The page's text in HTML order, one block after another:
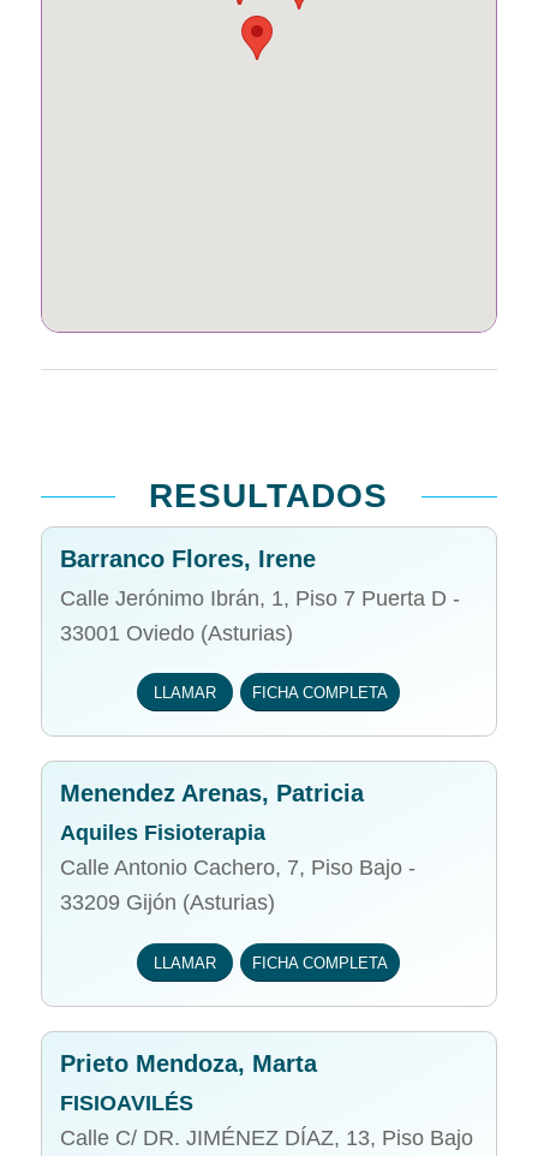
RESULTADOS
Barranco Flores, Irene
Calle Jerónimo Ibrán, 1, Piso 7 Puerta D -
33001 Oviedo (Asturias)
LLAMAR FICHA COMPLETA
Menendez Arenas, Patricia
Aquiles Fisioterapia
Calle Antonio Cachero, 7, Piso Bajo -
33209 Gijón (Asturias)
LLAMAR FICHA COMPLETA
Prieto Mendoza, Marta
FISIOAVILÉS
Calle C/ DR. JIMÉNEZ DÍAZ, 13, Piso Bajo